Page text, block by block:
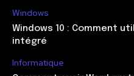
Windows
Windows 10 : Comment
intégré
Informatique